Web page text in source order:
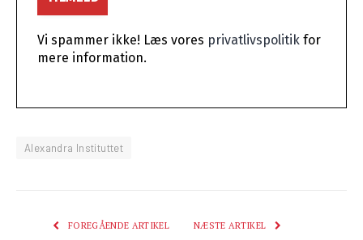
Vi spammer ikke! Læs vores privatlivspolitik for
mere information.
Alexandra Instituttet
FOREGÅENDE ARTIKEL NÆSTE ARTIKEL